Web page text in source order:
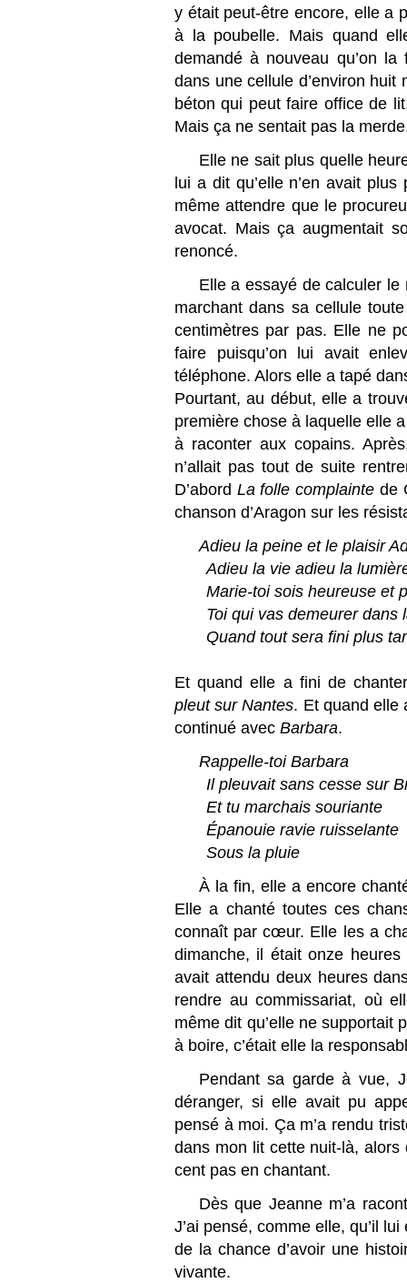
y était peut-être encore, elle a
à la poubelle. Mais quand
demandé à nouveau qu’on
dans une cellule d’environ
béton qui peut faire office de
Mais ça ne sentait pas la
Elle ne sait plus quelle
lui a dit qu’elle n’en avait
même attendre que le
avocat. Mais ça augmentait
renoncé.
Elle a essayé de calculer le
marchant dans sa cellule
centimètres par pas. Elle ne
faire puisqu’on lui avait
téléphone. Alors elle a tapé
Pourtant, au début, elle a
première chose à laquelle elle
à raconter aux copains.
n’allait pas tout de suite
D’abord La folle complainte de
chanson d’Aragon sur les
Adieu la peine et le plaisir
.......Adieu la vie adieu la
Marie-toi sois heureuse et
Toi qui vas demeurer dans
Quand tout sera fini plus
Et quand elle a fini de
pleut sur Nantes. Et quand elle
continué avec Barbara.
Rappelle-toi Barbara
Il pleuvait sans cesse sur
Et tu marchais souriante
Épanouie ravie ruisselante
Sous la pluie
À la fin, elle a encore
Elle a chanté toutes ces
connaît par cœur. Elle les a
dimanche, il était onze
avait attendu deux heures
rendre au commissariat, où
même dit qu’elle ne supportait
à boire, c’était elle la
Pendant sa garde à vue,
déranger, si elle avait pu
pensé à moi. Ça m’a rendu
dans mon lit cette nuit-là, alors
cent pas en chantant.
Dès que Jeanne m’a
J’ai pensé, comme elle, qu’il
de la chance d’avoir une
vivante.